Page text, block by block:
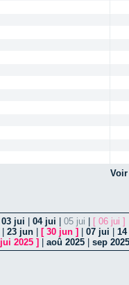
03 jui 04 jui 05 jui [ 06 jui ]
23 jun [ 30 jun ] 07 jui
jui 2025 ] aoû 2025 sep 2025